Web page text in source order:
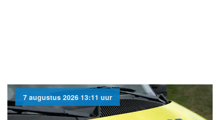
7 augustus 2026 13:11 uur